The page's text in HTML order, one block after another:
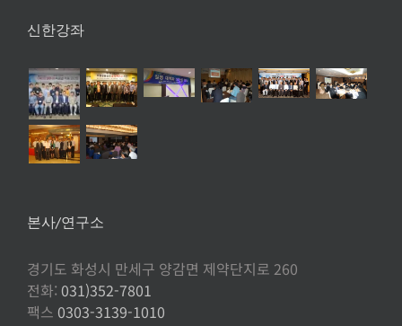
신한강좌
본사/연구소
경기도 화성시 만세구 양감면 제약단지로 260
전화: 031)352-7801
팩스 0303-3139-1010